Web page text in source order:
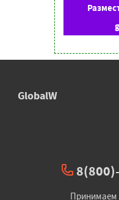
GlobalW
Принимаем